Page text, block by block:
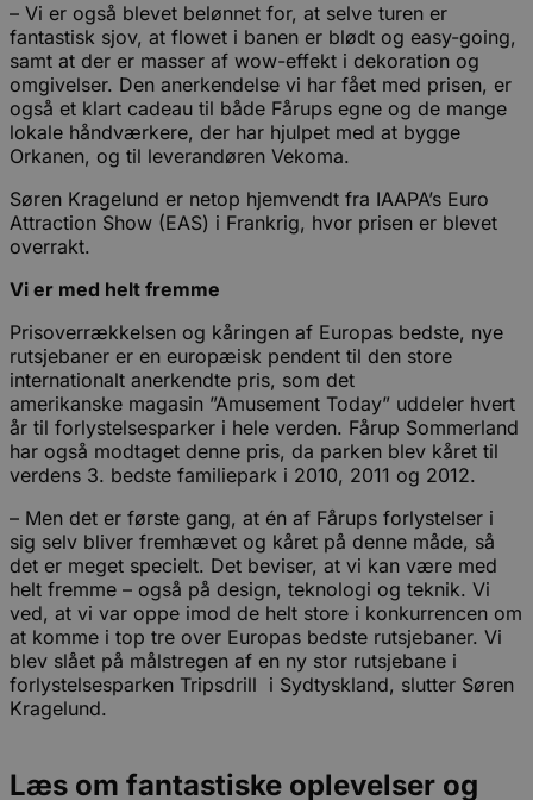
– Vi er også blevet belønnet for, at selve turen er
fantastisk sjov, at flowet i banen er blødt og easy-going,
samt at der er masser af wow-effekt i dekoration og
omgivelser. Den anerkendelse vi har fået med prisen, er
også et klart cadeau til både Fårups egne og de mange
lokale håndværkere, der har hjulpet med at bygge
Orkanen, og til leverandøren Vekoma.
Søren Kragelund er netop hjemvendt fra IAAPA’s Euro
Attraction Show (EAS) i Frankrig, hvor prisen er blevet
overrakt.
Vi er med helt fremme
Prisoverrækkelsen og kåringen af Europas bedste, nye
rutsjebaner er en europæisk pendent til den store
internationalt anerkendte pris, som det
amerikanske magasin ”Amusement Today” uddeler hvert
år til forlystelsesparker i hele verden. Fårup Sommerland
har også modtaget denne pris, da parken blev kåret til
verdens 3. bedste familiepark i 2010, 2011 og 2012.
– Men det er første gang, at én af Fårups forlystelser i
sig selv bliver fremhævet og kåret på denne måde, så
det er meget specielt. Det beviser, at vi kan være med
helt fremme – også på design, teknologi og teknik. Vi
ved, at vi var oppe imod de helt store i konkurrencen om
at komme i top tre over Europas bedste rutsjebaner. Vi
blev slået på målstregen af en ny stor rutsjebane i
forlystelsesparken Tripsdrill i Sydtyskland, slutter Søren
Kragelund.
Læs om fantastiske oplevelser og